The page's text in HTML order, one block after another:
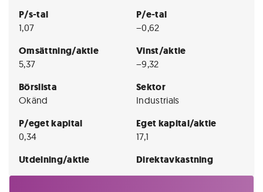
P/s-tal
1,07
P/e-tal
−0,62
Omsättning/aktie
5,37
Vinst/aktie
−9,32
Börslista
Okänd
Sektor
Industrials
P/eget kapital
0,34
Eget kapital/aktie
17,1
Utdelning/aktie Direktavkastning